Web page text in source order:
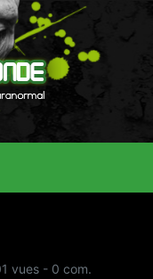
vues - 0 com.